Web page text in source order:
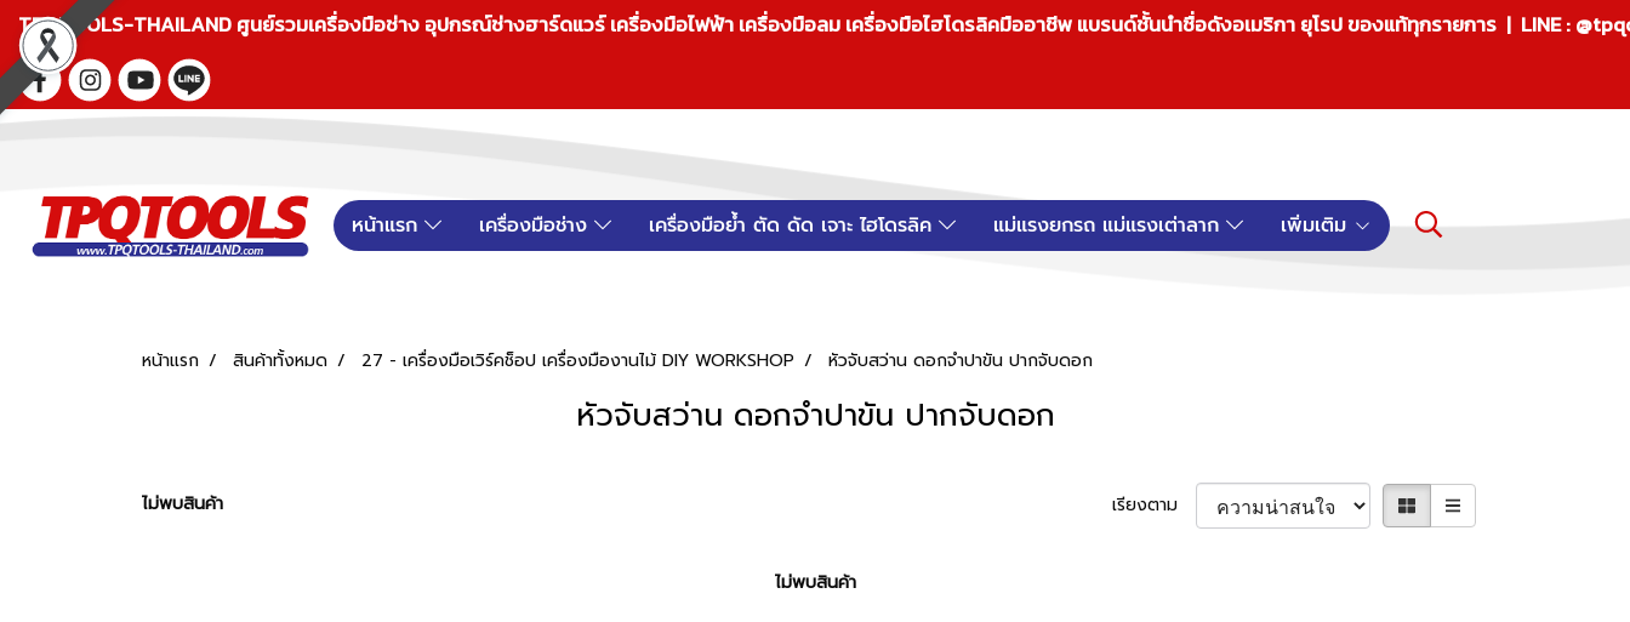
TPQTOOLS-THAILAND ศูนย์รวมเครื่องมือช่าง อุปกรณ์ช่างฮาร์ดแวร์ เครื่องมือไฟฟ้า เครื่องมือลม เครื่องมือไฮโดรลิคมืออาชีพ แบรนด์ชั้นนำชื่อดังอเมริกา ยุโรป ของแท้ทุกรายการ | LINE :
หน้าแรก เครื่องมือช่าง เครื่องมือย้ำ ตัด ดัด เจาะ ไฮโดรลิค แม่แรงยกรถ แม่แรงเต่าลาก เพิ่มเติม
หน้าแรก สินค้าทั้งหมด 27 - เครื่องมือเวิร์คช็อป เครื่องมืองานไม้ DIY WORKSHOP หัวจับสว่าน ดอกจำปาขัน ปากจับดอก
หัวจับสว่าน ดอกจำปาขัน ปากจับดอก
ไม่พบสินค้า เรียงตาม
ไม่พบสินค้า